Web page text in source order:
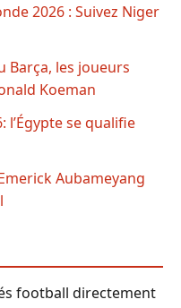
2026 : Suivez Niger
Barça, les joueurs
Koeman
l’Égypte se qualifie
Aubameyang
football directement